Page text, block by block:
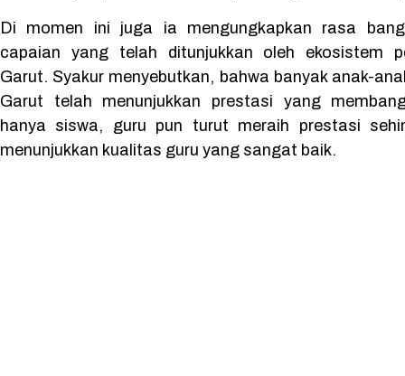
Di momen ini juga ia mengungkapkan rasa
capaian yang telah ditunjukkan oleh ekosistem
Garut. Syakur menyebutkan, bahwa banyak anak-
Garut telah menunjukkan prestasi yang
hanya siswa, guru pun turut meraih prestasi
menunjukkan kualitas guru yang sangat baik.